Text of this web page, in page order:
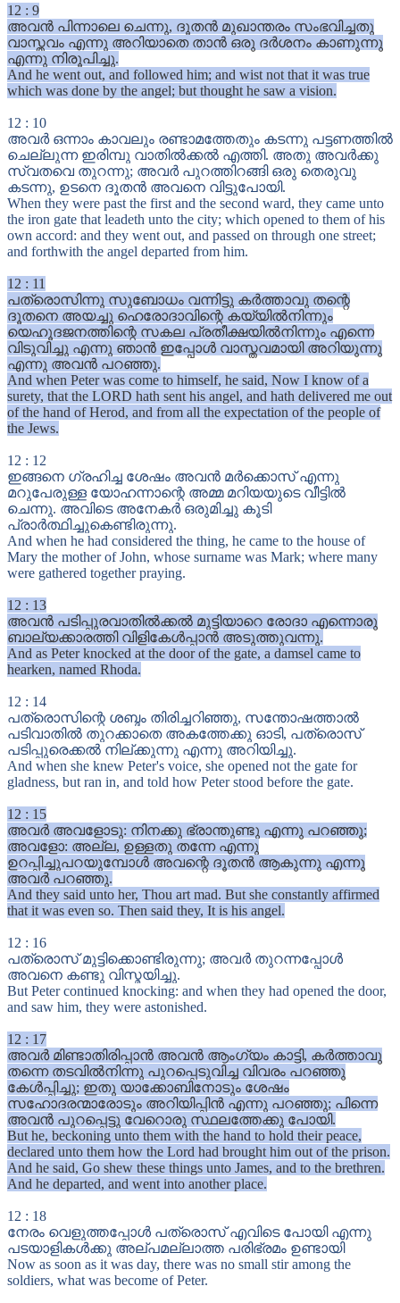
12 : 9
അവൻ പിന്നാലെ ചെന്നു, ദൂതൻ മുഖാന്തരം സംഭവിച്ചതു
വാസ്തവം എന്നു അറിയാതെ താൻ ഒരു ദർശനം കാണുന്നു
എന്നു നിരൂപിച്ചു.
And he went out, and followed him; and wist not that it was true
which was done by the angel; but thought he saw a vision.
12 : 10
അവർ ഒന്നാം കാവലും രണ്ടാമത്തേതും കടന്നു പട്ടണത്തിൽ
ചെല്ലുന്ന ഇരിമ്പു വാതിൽക്കൽ എത്തി. അതു അവർക്കു
സ്വതവെ തുറന്നു; അവർ പുറത്തിറങ്ങി ഒരു തെരുവു
കടന്നു, ഉടനെ ദൂതൻ അവനെ വിട്ടുപോയി.
When they were past the first and the second ward, they came unto
the iron gate that leadeth unto the city; which opened to them of his
own accord: and they went out, and passed on through one street;
and forthwith the angel departed from him.
12 : 11
പത്രൊസിന്നു സുബോധം വന്നിട്ടു കർത്താവു തന്റെ
ദൂതനെ അയച്ചു ഹെരോദാവിന്റെ കയ്യിൽനിന്നും
യെഹൂദജനത്തിന്റെ സകല പ്രതീക്ഷയിൽനിന്നും എന്നെ
വിടുവിച്ചു എന്നു ഞാൻ ഇപ്പോൾ വാസ്തവമായി അറിയുന്നു
എന്നു അവൻ പറഞ്ഞു.
And when Peter was come to himself, he said, Now I know of a
surety, that the LORD hath sent his angel, and hath delivered me out
of the hand of Herod, and from all the expectation of the people of
the Jews.
12 : 12
ഇങ്ങനെ ഗ്രഹിച്ച ശേഷം അവൻ മർക്കൊസ് എന്നു
മറുപേരുള്ള യോഹന്നാന്റെ അമ്മ മറിയയുടെ വീട്ടിൽ
ചെന്നു. അവിടെ അനേകർ ഒരുമിച്ചു കൂടി
പ്രാർത്ഥിച്ചുകെണ്ടിരുന്നു.
And when he had considered the thing, he came to the house of
Mary the mother of John, whose surname was Mark; where many
were gathered together praying.
12 : 13
അവൻ പടിപ്പുരവാതിൽക്കൽ മുട്ടിയാറെ രോദാ എന്നൊരു
ബാല്യക്കാരത്തി വിളികേൾപ്പാൻ അടുത്തുവന്നു.
And as Peter knocked at the door of the gate, a damsel came to
hearken, named Rhoda.
12 : 14
പത്രൊസിന്റെ ശബ്ദം തിരിച്ചറിഞ്ഞു, സന്തോഷത്താൽ
പടിവാതിൽ തുറക്കാതെ അകത്തേക്കു ഓടി, പത്രൊസ്
പടിപ്പുരെക്കൽ നില്ക്കുന്നു എന്നു അറിയിച്ചു.
And when she knew Peter's voice, she opened not the gate for
gladness, but ran in, and told how Peter stood before the gate.
12 : 15
അവർ അവളോടു: നിനക്കു ഭ്രാന്തുണ്ടു എന്നു പറഞ്ഞു;
അവളോ: അല്ല, ഉള്ളതു തന്നേ എന്നു
ഉറപ്പിച്ചുപറയുമ്പോൾ അവന്റെ ദൂതൻ ആകുന്നു എന്നു
അവർ പറഞ്ഞു.
And they said unto her, Thou art mad. But she constantly affirmed
that it was even so. Then said they, It is his angel.
12 : 16
പത്രൊസ് മുട്ടിക്കൊണ്ടിരുന്നു; അവർ തുറന്നപ്പോൾ
അവനെ കണ്ടു വിസ്മയിച്ചു.
But Peter continued knocking: and when they had opened the door,
and saw him, they were astonished.
12 : 17
അവർ മിണ്ടാതിരിപ്പാൻ അവൻ ആംഗ്യം കാട്ടി, കർത്താവു
തന്നെ തടവിൽനിന്നു പുറപ്പെടുവിച്ച വിവരം പറഞ്ഞു
കേൾപ്പിച്ചു; ഇതു യാക്കോബിനോടും ശേഷം
സഹോദരന്മാരോടും അറിയിപ്പിൻ എന്നു പറഞ്ഞു; പിന്നെ
അവൻ പുറപ്പെട്ടു വേറൊരു സ്ഥലത്തേക്കു പോയി.
But he, beckoning unto them with the hand to hold their peace,
declared unto them how the Lord had brought him out of the prison.
And he said, Go shew these things unto James, and to the brethren.
And he departed, and went into another place.
12 : 18
നേരം വെളുത്തപ്പോൾ പത്രൊസ് എവിടെ പോയി എന്നു
പടയാളികൾക്കു അല്പമല്ലാത്ത പരിഭ്രമം ഉണ്ടായി
Now as soon as it was day, there was no small stir among the
soldiers, what was become of Peter.